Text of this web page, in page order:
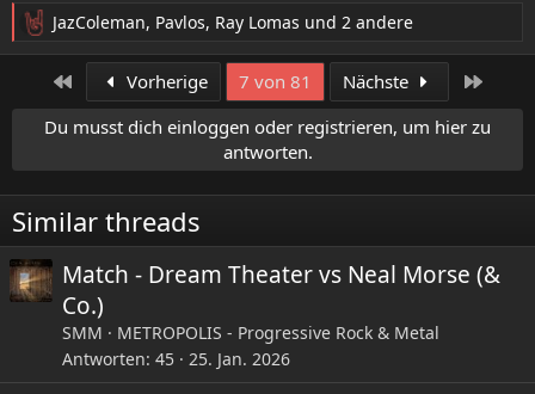
R
e
o
n
e
n
:
JazColeman, Pavlos, Ray Lomas und 2 andere
Erste Vorherige 7 von 81 Nächste
Du musst dich einloggen oder registrieren, um hier zu
antworten.
Similar threads
Match - Dream Theater vs Neal Morse (&
Co.)
SMM
METROPOLIS - Progressive Rock & Metal
Antworten 45 25. Jan. 2026